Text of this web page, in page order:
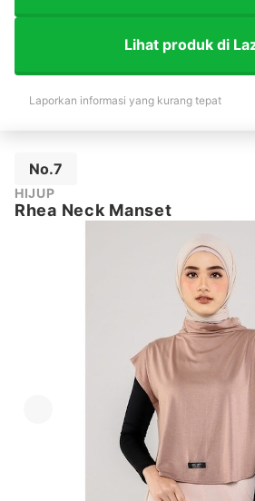
Lihat produk di
Laporkan informasi yang kurang tepat
No.7
HIJUP
Rhea Neck Manset